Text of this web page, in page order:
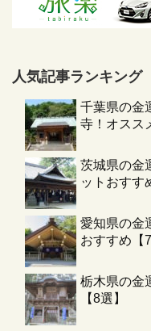
人気記事ランキング
千葉県の金
寺！オスス
茨城県の金
ットおすす
愛知県の金
おすすめ【7
栃木県の金
【8選】